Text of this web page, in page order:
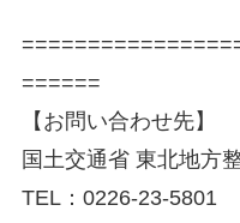
======
【お問い合わせ先】
国土交通省 東北地方
TEL：0226-23-5801